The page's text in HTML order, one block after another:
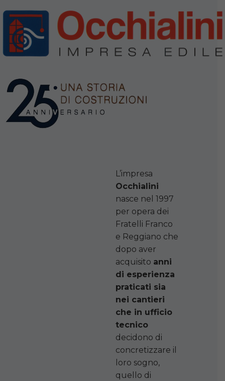
L’impresa
Occhialini
nasce nel 1997
per opera dei
Fratelli Franco
e Reggiano che
dopo aver
acquisito anni
di esperienza
praticati sia
nei cantieri
che in ufficio
tecnico
decidono di
concretizzare il
loro sogno,
quello di